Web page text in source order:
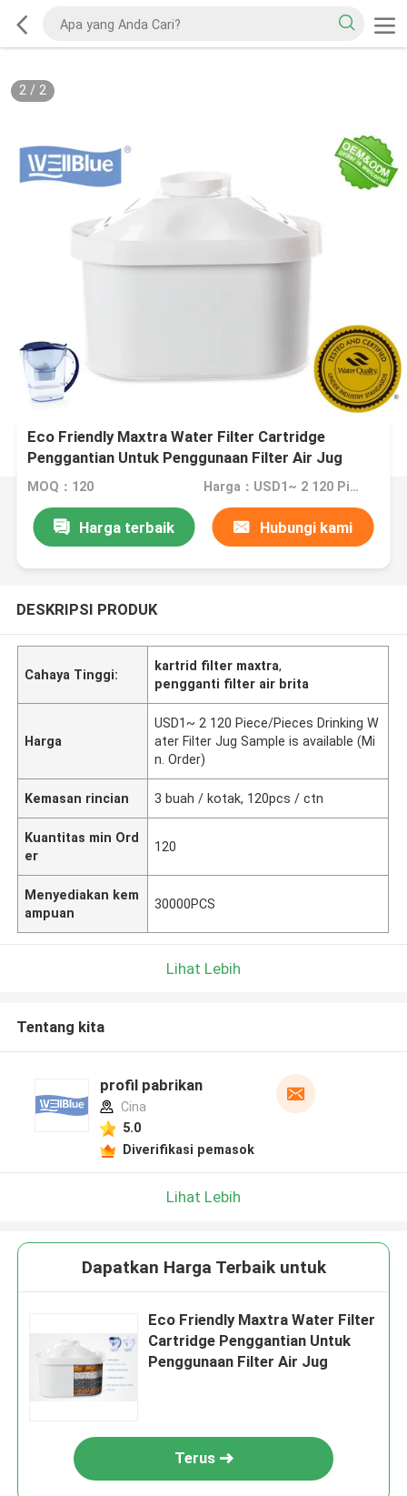
2/ 2
Eco Friendly Maxtra Water Filter Cartridge
Penggantian Untuk Penggunaan Filter Air Jug
MOQ：120 Harga：USD1~ 2 120 Piece/Pieces Drinking Water Filter Jug Sample is available (Min. Order)
Harga terbaik Hubungi kami
DESKRIPSI PRODUK
Cahaya Tinggi:
kartrid filter maxtra,
pengganti filter air brita
Harga
USD1~ 2 120 Piece/Pieces Drinking W
ater Filter Jug Sample is available (Mi
n. Order)
Kemasan rincian 3 buah / kotak, 120pcs / ctn
Kuantitas min Ord
er
120
Menyediakan kem
ampuan
30000PCS
Lihat Lebih
Tentang kita
profil pabrikan
Cina
5.0
Diverifikasi pemasok
Lihat Lebih
Dapatkan Harga Terbaik untuk
Eco Friendly Maxtra Water Filter
Cartridge Penggantian Untuk
Penggunaan Filter Air Jug
Terus